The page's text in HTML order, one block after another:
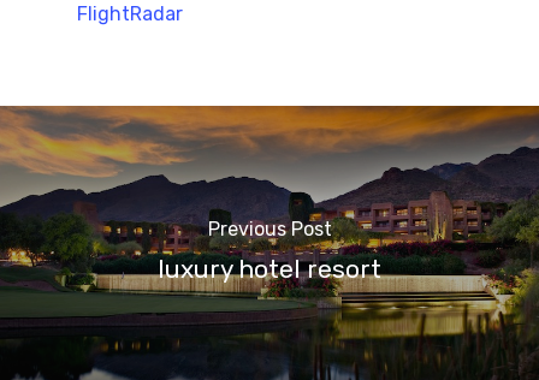
FlightRadar
Previous Post
luxury hotel resort